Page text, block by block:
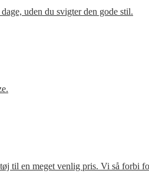
uden du svigter den gode stil.
en meget venlig pris. Vi så forbi